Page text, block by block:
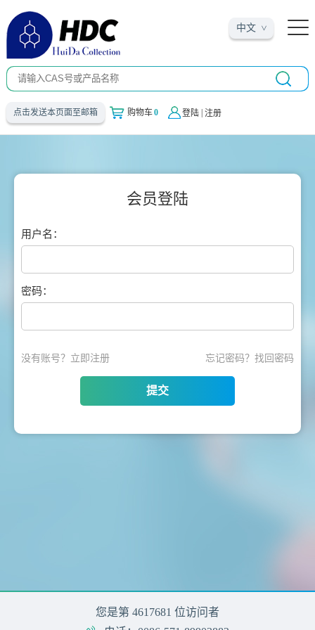
中文
点击发送本页面至邮箱 购物车0 登陆| 注册
会员登陆
用户名：
密码：
没有账号？ 立即注册 忘记密码？找回密码
提交
您是第 4617681 位访问者